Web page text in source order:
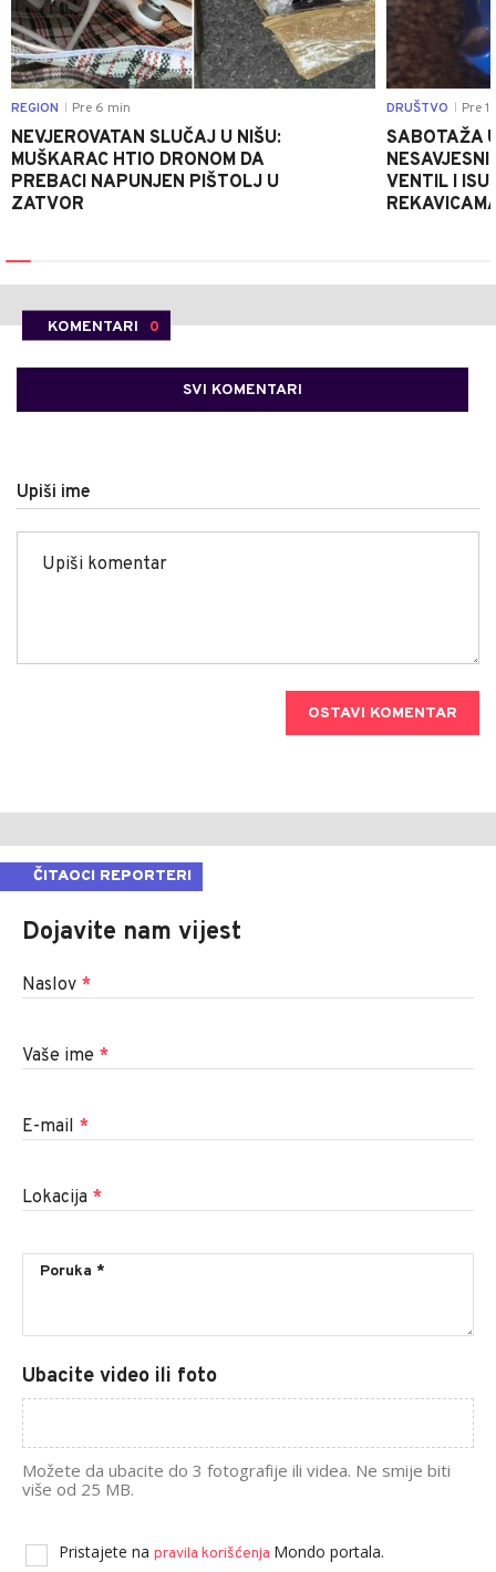
REGION Pre 6 min
NEVJEROVATAN SLUČAJ U NIŠU:
MUŠKARAC HTIO DRONOM DA
PREBACI NAPUNJEN PIŠTOLJ U
ZATVOR
DRUŠTVO Pre
SABOTAŽA
VENTIL I
KOMENTARI 0
SVI KOMENTARI
Upiši ime
OSTAVI KOMENTAR
ČITAOCI REPORTERI
Dojavite nam vijest
Naslov *
Vaše ime *
E-mail *
Lokacija *
Ubacite video ili foto
Možete da ubacite do 3 fotografije ili videa. Ne smije biti
više od 25 MB.
Pristajete na pravila korišćenja Mondo portala.